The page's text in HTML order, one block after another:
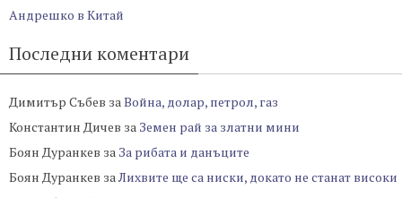
Андрешко в Китай
Последни коментари
Димитър Събев заВойна, долар, петрол, газ
Константин Дичев за Земен рай за златни мини
Боян Дуранкев за За рибата и данъците
Боян Дуранкев заЛихвите ще са ниски, докато не станат високи